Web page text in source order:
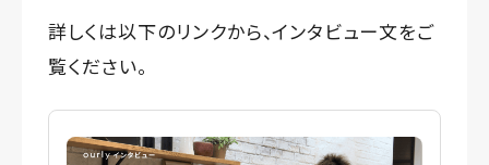
詳しくは以下のリンクから、インタビュー文をご
覧ください。